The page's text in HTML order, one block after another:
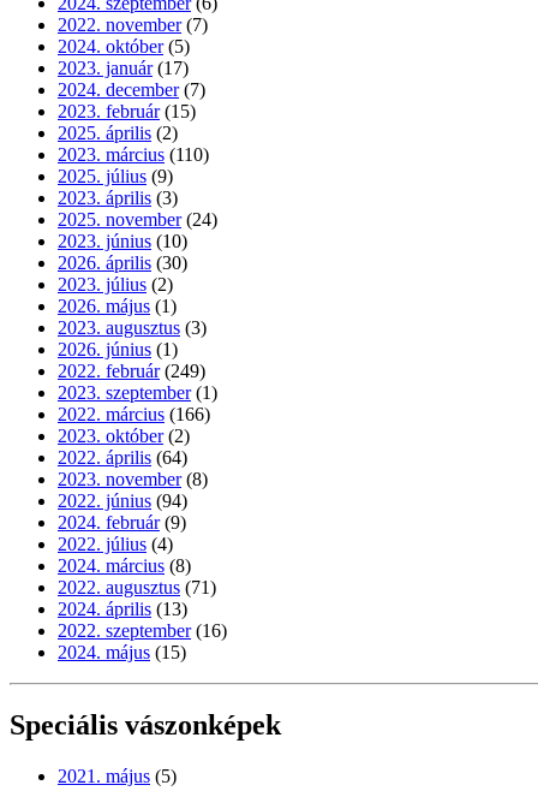
2022. november (7)
2024. október (5)
2023. január (17)
2024. december (7)
2023. február (15)
2025. április (2)
2023. március (110)
2025. július (9)
2023. április (3)
2025. november (24)
2023. június (10)
2026. április (30)
2023. július (2)
2026. május (1)
2023. augusztus (3)
2026. június (1)
2022. február (249)
2023. szeptember (1)
2022. március (166)
2023. október (2)
2022. április (64)
2023. november (8)
2022. június (94)
2024. február (9)
2022. július (4)
2024. március (8)
2022. augusztus (71)
2024. április (13)
2022. szeptember (16)
2024. május (15)
Speciális vászonképek
2021. május (5)